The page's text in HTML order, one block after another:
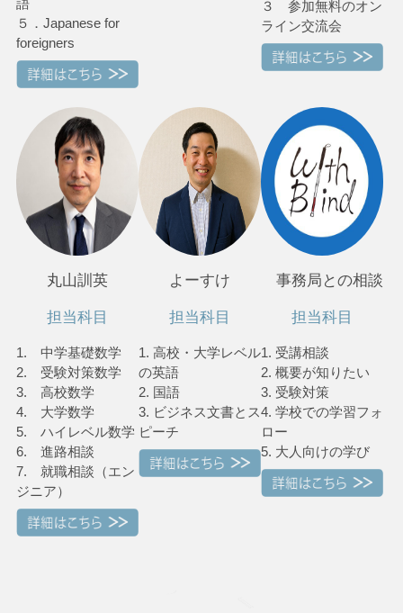
語
５．Japanese for
foreigners
３ 参加無料のオン
ライン交流会
丸山訓英
担当科目
1. 中学基礎数学
2. 受験対策数学
3. 高校数学
4. 大学数学
5. ハイレベル数学
6. 進路相談
7. 就職相談（エン
ジニア）
よーすけ
担当科目
1. 高校・大学レベル
の英語
2. 国語
3. ビジネス文書とス
ピーチ
事務局との相談
担当科目
1. 受講相談
2. 概要が知りたい
3. 受験対策
4. 学校での学習フォ
ロー
5. 大人向けの学び